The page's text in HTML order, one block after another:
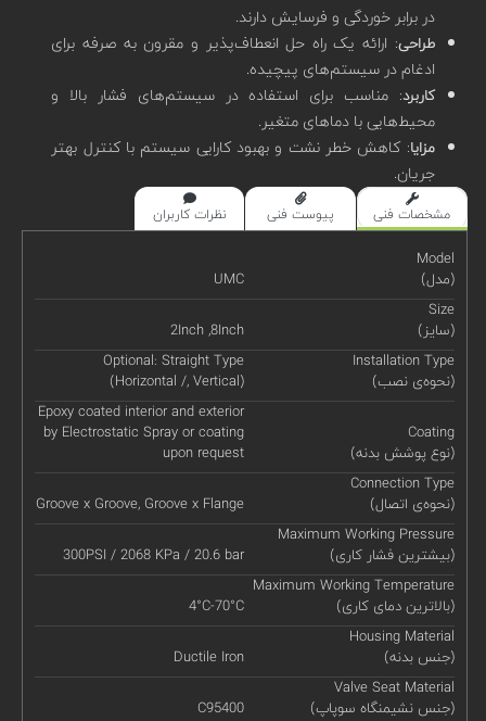
در برابر خوردگی و فرسایش دارند.
طراحی: ارائه یک راه حل انعطاف‌پذیر و مقرون به صرفه برای
ادغام در سیستم‌های پیچیده.
کاربرد: مناسب برای استفاده در سیستم‌های فشار بالا و
محیط‌هایی با دماهای متغیر.
مزایا: کاهش خطر نشت و بهبود کارایی سیستم با کنترل بهتر
جریان.
مشخصات فنی پیوست فنی نظرات کاربران
Model
(مدل)
UMC
Size
(سایز)
2Inch ,8Inch
Installation Type
(نحوه‌ی نصب)
Optional: Straight Type
(Horizontal /, Vertical)
Coating
(نوع پوشش بدنه)
Epoxy coated interior and exterior
by Electrostatic Spray or coating
upon request
Connection Type
(نحوه‌ی اتصال)
Groove x Groove, Groove x Flange
Maximum Working Pressure
(بیشترین فشار کاری)
300PSI / 2068 KPa / 20.6 bar
Maximum Working Temperature
(بالاترین دمای کاری)
4°C-70°C
Housing Material
(جنس بدنه)
Ductile Iron
Valve Seat Material
(جنس نشیمنگاه سوپاپ)
C95400